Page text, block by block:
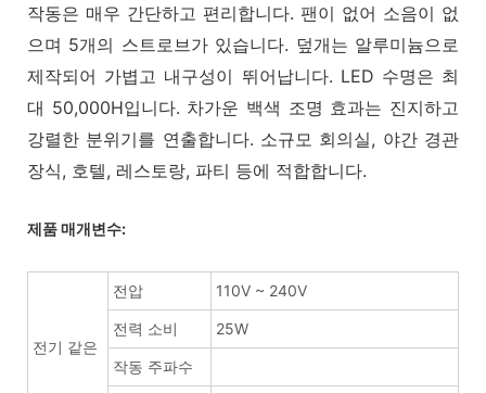
작동은 매우 간단하고 편리합니다. 팬이 없어 소음이 없
으며 5개의 스트로브가 있습니다. 덮개는 알루미늄으로
제작되어 가볍고 내구성이 뛰어납니다. LED 수명은 최
대 50,000H입니다. 차가운 백색 조명 효과는 진지하고
강렬한 분위기를 연출합니다. 소규모 회의실, 야간 경관
장식, 호텔, 레스토랑, 파티 등에 적합합니다.
제품 매개변수:
전기 같은
전압 110V ~ 240V
전력 소비 25W
작동 주파수